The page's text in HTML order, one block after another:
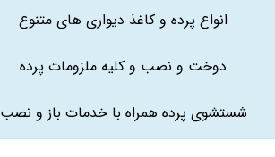
انواع پرده و کاغذ دیواری های متنوع
دوخت و نصب و کلیه ملزومات پرده
شستشوی پرده همراه با خدمات باز و نصب